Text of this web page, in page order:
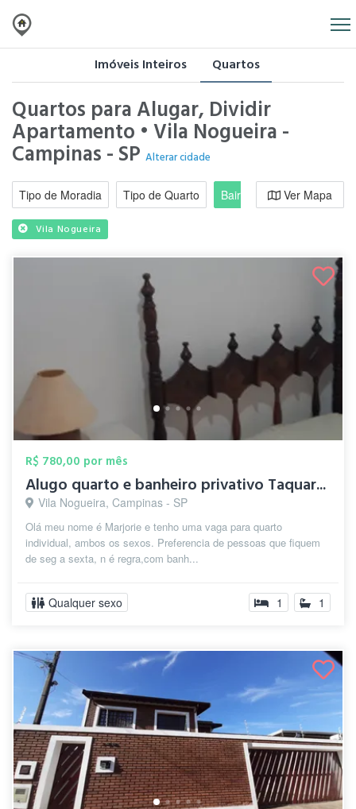
Imóveis Inteiros Quartos
Quartos para Alugar, Dividir
Apartamento • Vila Nogueira -
Campinas - SP Alterar cidade
Tipo de Moradia Tipo de Quarto Bairro / RegiãoVer Mapa
Vila Nogueira
R$ 780,00 por mês
Alugo quarto e banheiro privativo Taquar...
Vila Nogueira, Campinas - SP
Olá meu nome é Marjorie e tenho uma vaga para quarto
individual, ambos os sexos. Preferencia de pessoas que fiquem
de seg a sexta, n é regra,com banh...
Qualquer sexo 1 1